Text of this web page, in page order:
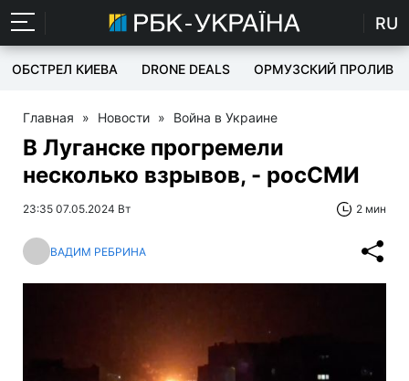
RU
ОБСТРЕЛ КИЕВА DRONE DEALS ОРМУЗСКИЙ ПРОЛИВ
Главная » Новости » Война в Украине
В Луганске прогремели
несколько взрывов, - росСМИ
23:35 07.05.2024 Вт 2 мин
ВАДИМ РЕБРИНА